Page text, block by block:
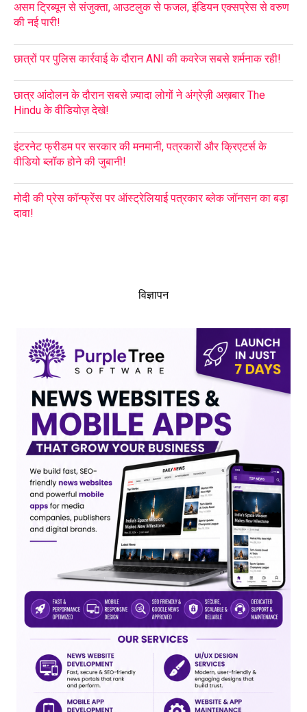
असम ट्रिब्यून से संजुक्ता, आउटलुक से फजल, इंडियन एक्सप्रेस से वरुण
की नई पारी!
छात्रों पर पुलिस कार्रवाई के दौरान ANI की कवरेज सबसे शर्मनाक रही!
छात्र आंदोलन के दौरान सबसे ज़्यादा लोगों ने अंग्रेज़ी अख़बार The
Hindu के वीडियोज़ देखे!
इंटरनेट फ्रीडम पर सरकार की मनमानी, पत्रकारों और क्रिएटर्स के
वीडियो ब्लॉक होने की जुबानी!
मोदी की प्रेस कॉन्फ्रेंस पर ऑस्ट्रेलियाई पत्रकार ब्लेक जॉनसन का बड़ा
दावा!
विज्ञापन